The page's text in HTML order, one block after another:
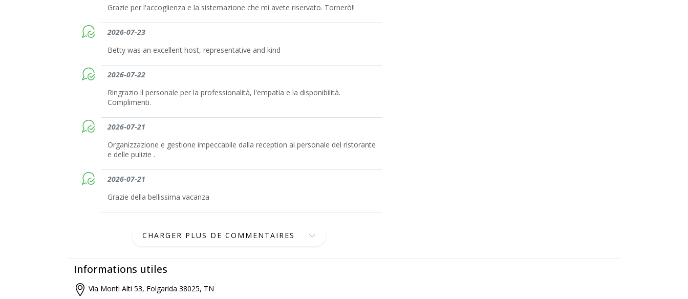
Grazie per l'accoglienza e la sistemazione che mi avete riservato. Tornerò!!
2026-07-23
Betty was an excellent host, representative and kind
2026-07-22
Ringrazio il personale per la professionalità, l'empatia e la disponibilità.
Complimenti.
2026-07-21
Organizzazione e gestione impeccabile dalla reception al personale del ristorante
e delle pulizie .
2026-07-21
Grazie della bellissima vacanza
CHARGER PLUS DE COMMENTAIRES
Informations utiles
Via Monti Alti 53, Folgarida 38025, TN